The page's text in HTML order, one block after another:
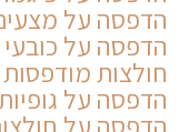
הדפסה על
הדפסה על כובעי
חולצות
הדפסה על